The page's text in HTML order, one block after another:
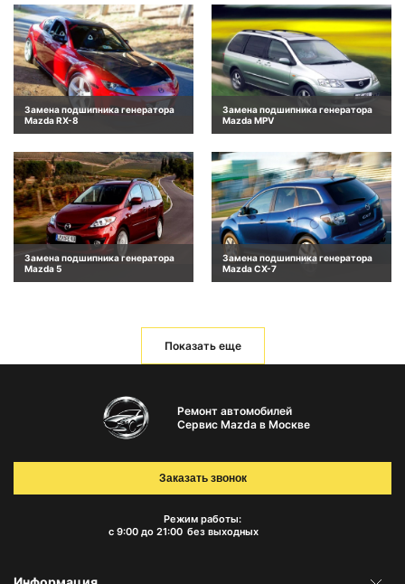
Замена подшипника генератора
Mazda RX-8
Замена подшипника генератора
Mazda MPV
Замена подшипника генератора
Mazda 5
Замена подшипника генератора
Mazda CX-7
Показать еще
Ремонт автомобилей
Сервис Mazda в Москве
Режим работы:
с 9:00 до 21:00 без выходных
Заказать звонок